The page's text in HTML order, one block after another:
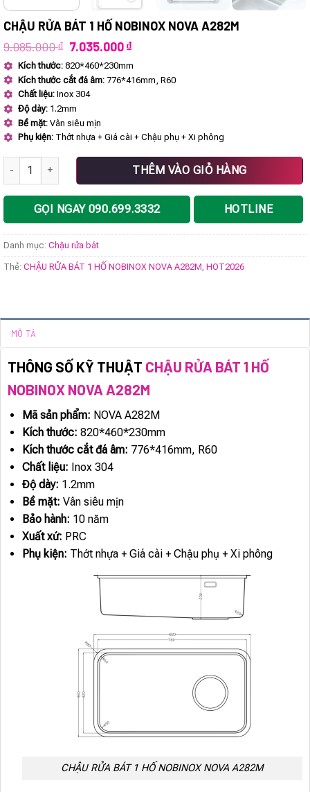
CHẬU RỬA BÁT 1 HỐ NOBINOX NOVA A282M
9.085.000₫ Giá
là:
9.085.000 ₫.
7.035.000₫Giá
tại
là:
Kích thước: 820*460*230mm
Kích thước cắt đá âm: 776*416mm, R60
Chất liệu: Inox 304
Độ dày: 1.2mm
Bề mặt: Vân siêu mịn
Phụ kiện: Thớt nhựa + Giá cài + Chậu phụ + Xi phông
CHẬU RỬA BÁT 1 HỐ NOBINOX NOVA A282M số lượng
THÊM VÀO GIỎ HÀNG
GỌI NGAY 090.699.3332 HOTLINE
Danh mục: Chậu rửa bát
Thẻ: CHẬU RỬA BÁT 1 HỐ NOBINOX NOVA A282M HOT2026
MÔ TẢ
THÔNG SỐ KỸ THUẬT CHẬU RỬA BÁT 1 HỐ
NOBINOX NOVA A282M
Mã sản phẩm: NOVA A282M
Kích thước: 820*460*230mm
Kích thước cắt đá âm: 776*416mm, R60
Chất liệu: Inox 304
Độ dày: 1.2mm
Bề mặt: Vân siêu mịn
Bảo hành: 10 năm
Xuất xứ: PRC
Phụ kiện: Thớt nhựa + Giá cài + Chậu phụ + Xi phông
CHẬU RỬA BÁT 1 HỐ NOBINOX NOVA A282M